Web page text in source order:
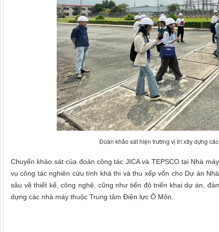
Đoàn khảo sát hiện trường vị trí xây dựng
Chuyến khảo sát của đoàn công tác JICA và TEPSCO tại Nhà
vụ công tác nghiên cứu tính khả thi và thu xếp vốn cho Dự án
sâu về thiết kế, công nghệ, cũng như tiến độ triển khai dự án,
dựng các nhà máy thuộc Trung tâm Điện lực Ô Môn.